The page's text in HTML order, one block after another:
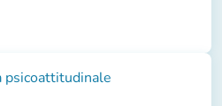
psicoattitudinale